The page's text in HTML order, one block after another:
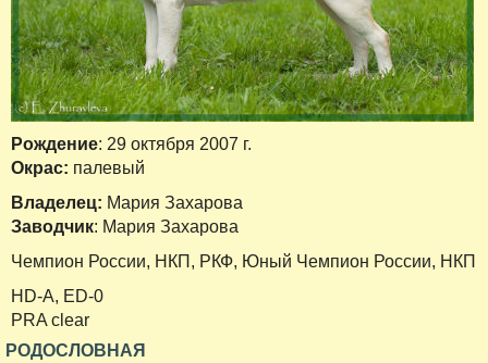
Рождение: 29 октября 2007 г.
Окрас: палевый
Владелец: Мария Захарова
Заводчик: Мария Захарова
Чемпион России, НКП, РКФ, Юный Чемпион России, НКП
HD-A, ED-0
PRA clear
РОДОСЛОВНАЯ